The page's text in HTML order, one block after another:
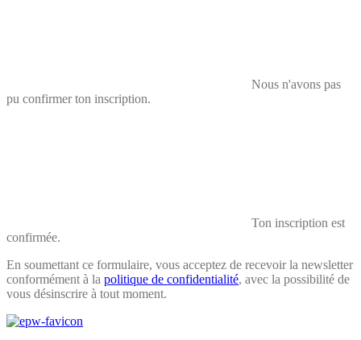
Nous n'avons pas
pu confirmer ton inscription.
Ton inscription est
confirmée.
En soumettant ce formulaire, vous acceptez de recevoir la newsletter
conformément à la politique de confidentialité, avec la possibilité de
vous désinscrire à tout moment.